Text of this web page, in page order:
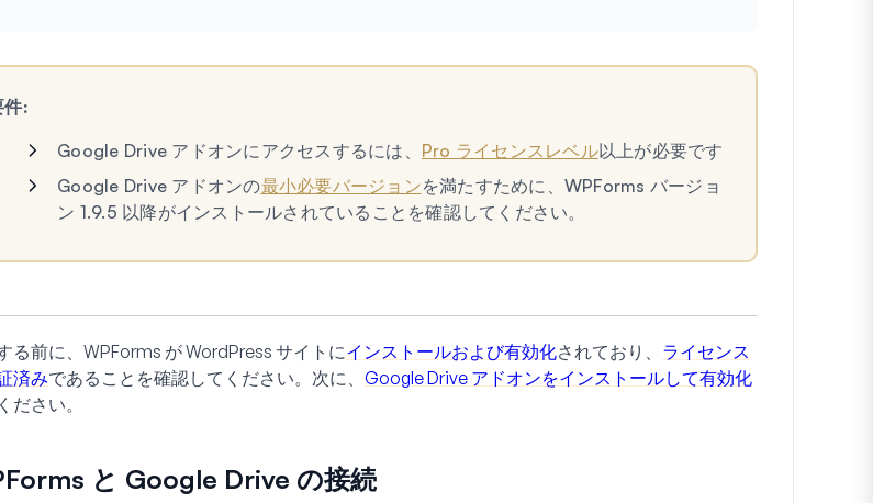
件:
Google Drive アドオンにアクセスするには、 Pro ライセンスレベル以上が必要です
Google Drive アドオンの最小必要バージョンを満たすために、WPForms バージョ
ン 1.9.5 以降がインストールされていることを確認してください。
る前に、WPForms が WordPress サイトにインストールおよび有効化されており、 ライセンス
済みであることを確認してください。次に、 Google Drive アドオンをインストールして有効化
ださい。
と Google Drive の接続